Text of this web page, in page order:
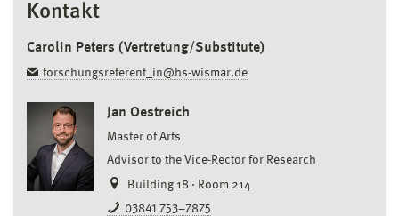
Kontakt
Carolin Peters (Vertretung/Substitute)
forschungsreferent_in@hs-wismar.de
Jan Oestreich
Master of Arts
Advisor to the Vice-Rector for Research
Building 18 · Room 214
03841 753–7875